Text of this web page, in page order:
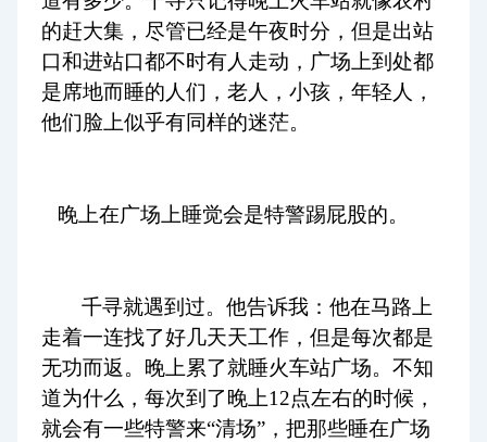
的赶大集，尽管已经是午夜时分，但是出站
口和进站口都不时有人走动，广场上到处都
是席地而睡的人们，老人，小孩，年轻人，
他们脸上似乎有同样的迷茫。
晚上在广场上睡觉会是特警踢屁股的。
千寻就遇到过。他告诉我：他在马路上
走着一连找了好几天天工作，但是每次都是
无功而返。晚上累了就睡火车站广场。不知
道为什么，每次到了晚上12点左右的时候，
就会有一些特警来“清场”，把那些睡在广场